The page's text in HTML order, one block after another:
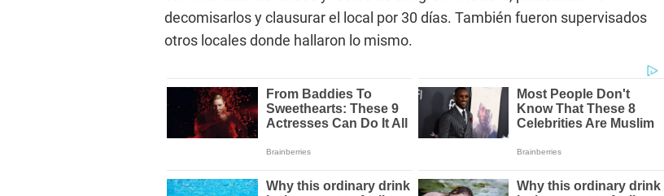
decomisarlos y clausurar el local por 30 días. También fueron supervisados
otros locales donde hallaron lo mismo.